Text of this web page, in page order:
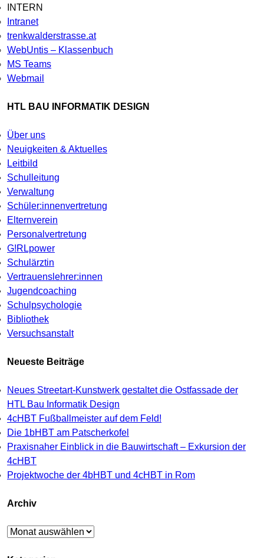
INTERN
Intranet
trenkwalderstrasse.at
WebUntis – Klassenbuch
MS Teams
Webmail
HTL BAU INFORMATIK DESIGN
Über uns
Neuigkeiten & Aktuelles
Leitbild
Schulleitung
Verwaltung
Schüler:innenvertretung
Elternverein
Personalvertretung
G!RLpower
Schulärztin
Vertrauenslehrer:innen
Jugendcoaching
Schulpsychologie
Bibliothek
Versuchsanstalt
Neueste Beiträge
Neues Streetart-Kunstwerk gestaltet die Ostfassade der
HTL Bau Informatik Design
4cHBT Fußballmeister auf dem Feld!
Die 1bHBT am Patscherkofel
Praxisnaher Einblick in die Bauwirtschaft – Exkursion der
4cHBT
Projektwoche der 4bHBT und 4cHBT in Rom
Archiv
Archiv